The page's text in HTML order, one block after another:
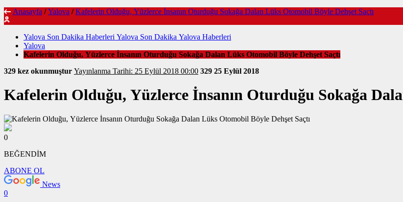
Anasayfa / Yalova / Kafelerin Olduğu, Yüzlerce İnsanın Oturduğu Sokağa Dalan Lüks Otomobil Böyle Dehşet Saçtı
Yalova Son Dakika Haberleri Yalova Son Dakika Yalova Haberleri
Yalova
Kafelerin Olduğu, Yüzlerce İnsanın Oturduğu Sokağa Dalan Lüks Otomobil Böyle Dehşet Saçtı
329 kez okunmuştur
Yayınlanma Tarihi: 25 Eylül 2018 00:00 329 25 Eylül 2018
Kafelerin Olduğu, Yüzlerce İnsanın Oturduğu Sokağa
0
BEĞENDİM
ABONE OL
News
0